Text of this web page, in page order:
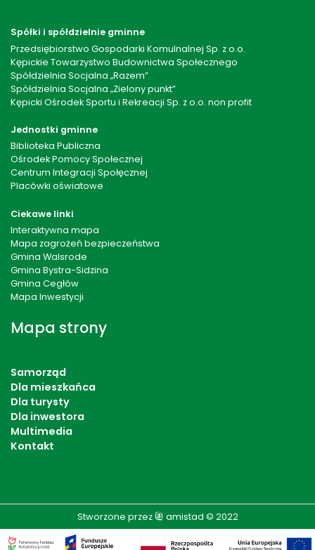
Spółki i spółdzielnie gminne
Przedsiębiorstwo Gospodarki Komulnalnej Sp. z o.o.
Kępickie Towarzystwo Budownictwa Społecznego
Spółdzielnia Socjalna „Razem”
Spółdzielnia Socjalna „Zielony punkt”
Kępicki Ośrodek Sportu i Rekreacji Sp. z o.o. non profit
Jednostki gminne
Biblioteka Publiczna
Ośrodek Pomocy Społecznej
Centrum Integracji Społęcznej
Placówki oświatowe
Ciekawe linki
Interaktywna mapa
Mapa zagrożeń bezpieczeństwa
Gmina Walsrode
Gmina Bystra-Sidzina
Gmina Cegłów
Mapa Inwestycji
Mapa strony
Samorząd
Dla mieszkańca
Dla turysty
Dla inwestora
Multimedia
Kontakt
Stworzone przez amistad © 2022